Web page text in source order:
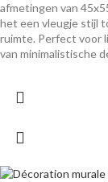
afmetingen van
het een vleugje stijl
ruimte. Perfect voor
van minimalistische